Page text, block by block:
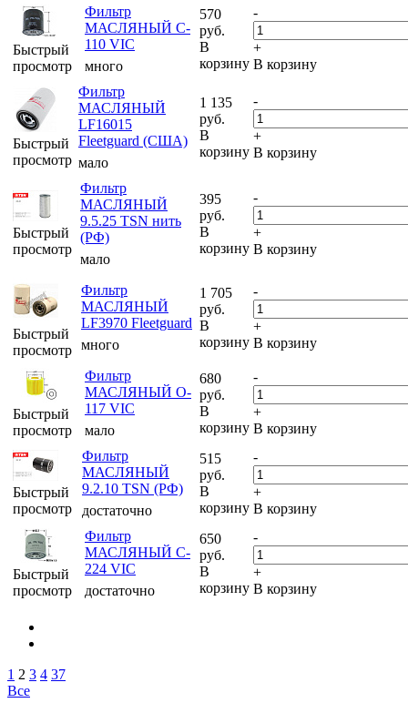
Быстрый
просмотр
Фильтр
МАСЛЯНЫЙ C-
110 VIC
много
570
руб.
В
корзину
-
+
В корзину
Быстрый
просмотр
Фильтр
МАСЛЯНЫЙ
LF16015
Fleetguard (США)
мало
1 135
руб.
В
корзину
-
+
В корзину
Быстрый
просмотр
Фильтр
МАСЛЯНЫЙ
9.5.25 TSN нить
(РФ)
мало
395
руб.
В
корзину
-
+
В корзину
Быстрый
просмотр
Фильтр
МАСЛЯНЫЙ
LF3970 Fleetguard
много
1 705
руб.
В
корзину
-
+
В корзину
Быстрый
просмотр
Фильтр
МАСЛЯНЫЙ O-
117 VIC
мало
680
руб.
В
корзину
-
+
В корзину
Быстрый
просмотр
Фильтр
МАСЛЯНЫЙ
9.2.10 TSN (РФ)
достаточно
515
руб.
В
корзину
-
+
В корзину
Быстрый
просмотр
Фильтр
МАСЛЯНЫЙ C-
224 VIC
достаточно
650
руб.
В
корзину
-
+
В корзину
1 2 3 4 37
Все